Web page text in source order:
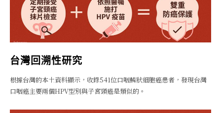
台灣回溯性研究
根據台灣的本土資料顯示，收錄541位口咽鱗狀細胞癌患者，發現台灣
口咽癌主要兩個HPV型別與子宮頸癌是類似的。